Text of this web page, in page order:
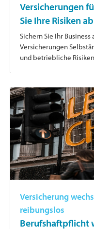
Versicherungen
Sie Ihre Risiken
Sichern Sie Ihr Business
Versicherungen
und betriebliche
Versicherung
reibungslos
Berufshaftpflicht